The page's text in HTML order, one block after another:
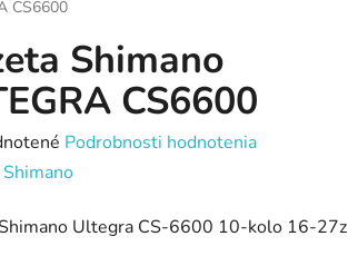
CS6600
Shimano
CS6600
Podrobnosti hodnotenia
Shimano
Ultegra CS-6600 10-kolo 16-27z